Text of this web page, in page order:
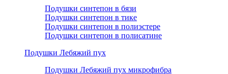
Подушки синтепон в бязи
Подушки синтепон в тике
Подушки синтепон в полиэстере
Подушки синтепон в полисатине
Подушки Лебяжий пух
Подушки Лебяжий пух микрофибра